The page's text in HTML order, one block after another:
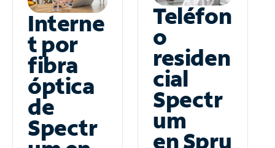
Interne
t por
fibra
óptica
de
Spectr
Teléfon
o
residen
cial
Spectr
um
en Spru